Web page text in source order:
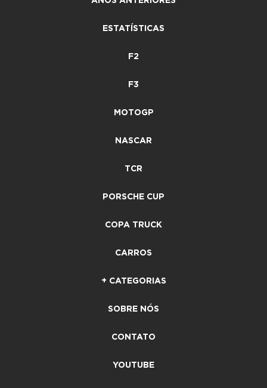
ESTATÍSTICAS
F2
F3
MOTOGP
NASCAR
TCR
PORSCHE CUP
COPA TRUCK
CARROS
+ CATEGORIAS
SOBRE NÓS
CONTATO
YOUTUBE